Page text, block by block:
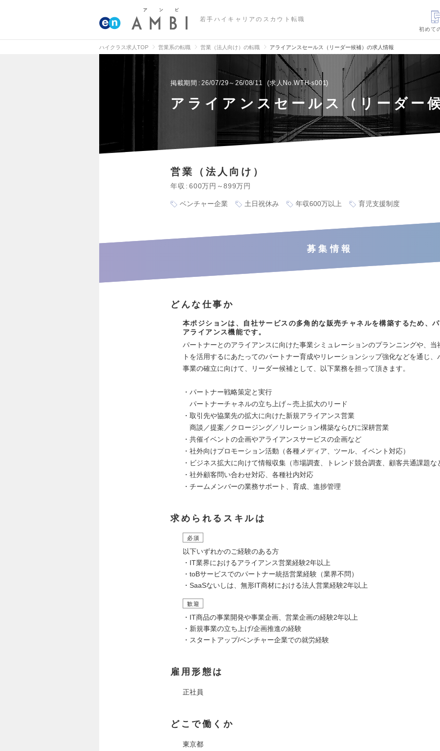
若手ハイキャリアのスカウト転職
初めて
ハイクラス求人TOP 営業系の転職 営業（法人向け）の転職 アライアンスセールス（リーダー候補）の求人情報
掲載期間 26/07/29～26/08/11 求人No.WTH-s001
アライアンスセールス（リーダー
営業（法人向け）
年収 600万円～899万円
ベンチャー企業 土日祝休み 年収600万以上 育児支援制度
募集情報
どんな仕事か
本ポジションは、自社サービスの多角的な販売チャネルを構築するため、
アライアンス機能です。
パートナーとのアライアンスに向けた事業シミュレーションのプランニングや、当
トを活用するにあたってのパートナー育成やリレーションシップ強化などを通じ、
事業の確立に向けて、リーダー候補として、以下業務を担って頂きます。
・パートナー戦略策定と実行
パートナーチャネルの立ち上げ～売上拡大のリード
・取引先や協業先の拡大に向けた新規アライアンス営業
商談／提案／クロージング／リレーション構築ならびに深耕営業
・共催イベントの企画やアライアンスサービスの企画など
・社外向けプロモーション活動（各種メディア、ツール、イベント対応）
・ビジネス拡大に向けて情報収集（市場調査、トレンド競合調査、顧客共通課題な
・社外顧客問い合わせ対応、各種社内対応
・チームメンバーの業務サポート、育成、進捗管理
求められるスキルは
必須
以下いずれかのご経験のある方
・IT業界におけるアライアンス営業経験2年以上
・toBサービスでのパートナー統括営業経験（業界不問）
・SaaSないしは、無形IT商材における法人営業経験2年以上
歓迎
・IT商品の事業開発や事業企画、営業企画の経験2年以上
・新規事業の立ち上げ/企画推進の経験
・スタートアップ/ベンチャー企業での就労経験
雇用形態は
正社員
どこで働くか
東京都